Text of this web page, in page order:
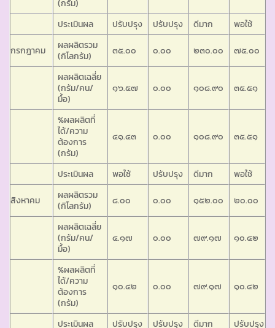
(กรัม)
ประเมินผล ปรับปรุง ปรับปรุง ดีมาก
พอใช้
กรกฎาคม
ผลผลิตรวม
(กิโลกรัม)
๓๕.๐๐ ๐.๐๐ ๒๓๐.๐๐
๗๕.๐๐
ผลผลิตเฉลี่ย
(กรัม/คน/
มื้อ)
๑๖.๕๗ ๐.๐๐ ๑๐๘.๙๐ ๓๕.๕๑
%ผลผลิตที่
ได้/ความ
ต้องการ
(กรัม)
๔๑.๔๓ ๐.๐๐ ๑๐๘.๙๐ ๓๕.๕๑
ประเมินผล พอใช้ ปรับปรุง ดีมาก
พอใช้
สิงหาคม
ผลผลิตรวม
(กิโลกรัม)
๘.๐๐ ๐.๐๐ ๑๕๒.๐๐
๒๐.๐๐
ผลผลิตเฉลี่ย
(กรัม/คน/
มื้อ)
๔.๑๗ ๐.๐๐ ๗๙.๑๗ ๑๐.๔๒
%ผลผลิตที่
ได้/ความ
ต้องการ
(กรัม)
๑๐.๔๒ ๐.๐๐ ๗๙.๑๗ ๑๐.๔๒
ประเมินผล ปรับปรุง ปรับปรุง ดีมาก ปรับปรุง